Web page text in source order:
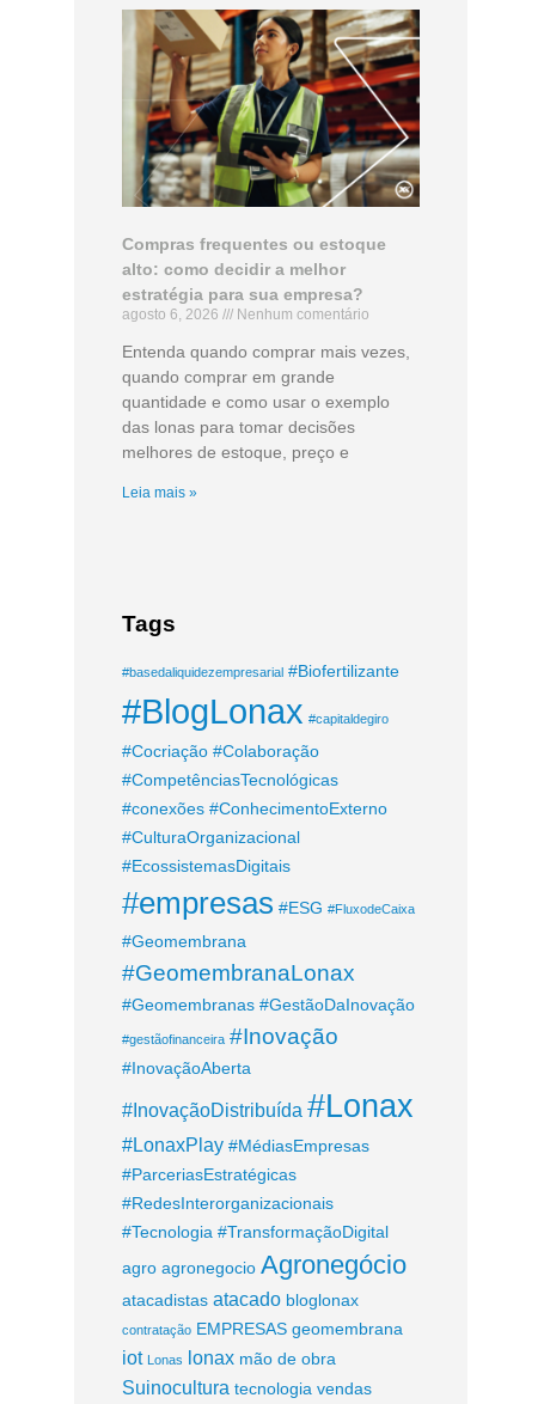
Compras frequentes ou estoque
alto: como decidir a melhor
estratégia para sua empresa?
agosto 6, 2026 Nenhum comentário
Entenda quando comprar mais vezes,
quando comprar em grande
quantidade e como usar o exemplo
das lonas para tomar decisões
melhores de estoque, preço e
Leia mais »
Tags
#basedaliquidezempresarial #Biofertilizante
#BlogLonax #capitaldegiro
#Cocriação #Colaboração
#CompetênciasTecnológicas
#conexões #ConhecimentoExterno
#CulturaOrganizacional
#EcossistemasDigitais
#empresas #ESG #FluxodeCaixa
#Geomembrana
#GeomembranaLonax
#Geomembranas #GestãoDaInovação
#gestãofinanceira #Inovação
#InovaçãoAberta
#InovaçãoDistribuída #Lonax
#LonaxPlay #MédiasEmpresas
#ParceriasEstratégicas
#RedesInterorganizacionais
#Tecnologia #TransformaçãoDigital
agro agronegocio Agronegócio
atacadistas atacado bloglonax
contratação EMPRESAS geomembrana
iot Lonas lonax mão de obra
Suinocultura tecnologia vendas